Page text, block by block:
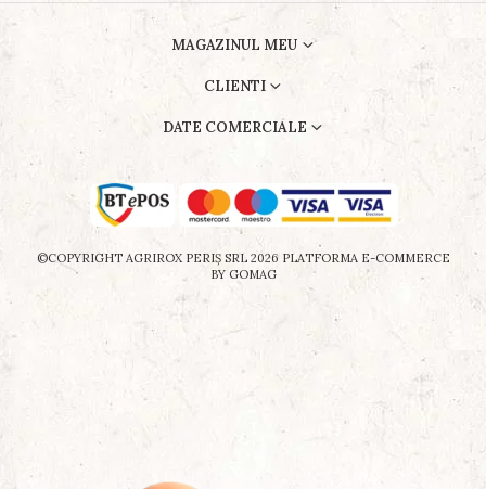
MAGAZINUL MEU
CLIENTI
DATE COMERCIALE
©COPYRIGHT AGRIROX PERIŞ SRL 2026 PLATFORMA E-COMMERCE
BY GOMAG